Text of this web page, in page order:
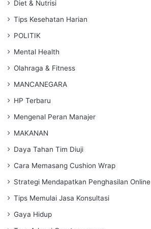
Diet & Nutrisi
Tips Kesehatan Harian
POLITIK
Mental Health
Olahraga & Fitness
MANCANEGARA
HP Terbaru
Mengenal Peran Manajer
MAKANAN
Daya Tahan Tim Diuji
Cara Memasang Cushion Wrap
Strategi Mendapatkan Penghasilan Online
Tips Memulai Jasa Konsultasi
Gaya Hidup